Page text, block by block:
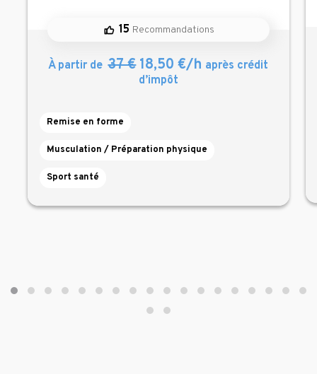
15 Recommandations
À partir de 37 €18,50 €/h après crédit
d’impôt
Remise en forme
Musculation / Préparation physique
Sport santé